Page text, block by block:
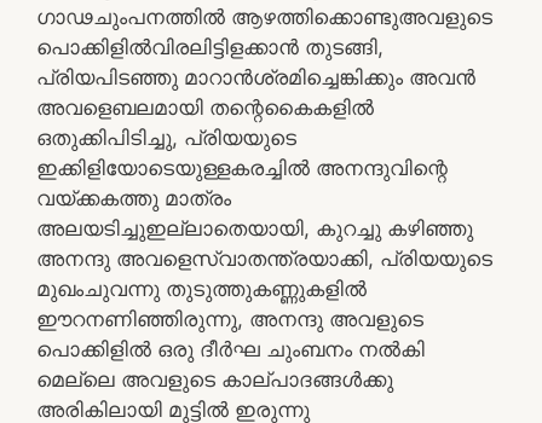
ഗാഢചുംപനത്തിൽ ആഴത്തിക്കൊണ്ടുഅവളുടെ
പൊക്കിളിൽവിരലിട്ടിളക്കാൻ തുടങ്ങി,
പ്രിയപിടഞ്ഞു മാറാൻശ്രമിച്ചെങ്കിക്കും അവൻ
അവളെബലമായി തന്റെകൈകളിൽ
ഒതുക്കിപിടിച്ചു, പ്രിയയുടെ
ഇക്കിളിയോടെയുള്ളകരച്ചിൽ അനന്ദുവിന്റെ
വയ്ക്കകത്തു മാത്രം
അലയടിച്ചുഇല്ലാതെയായി, കുറച്ചു കഴിഞ്ഞു
അനന്ദു അവളെസ്വാതന്ത്രയാക്കി, പ്രിയയുടെ
മുഖംചുവന്നു തുടുത്തുകണ്ണുകളിൽ
ഈറനണിഞ്ഞിരുന്നു, അനന്ദു അവളുടെ
പൊക്കിളിൽ ഒരു ദീർഘ ചുംബനം നൽകി
മെല്ലെ അവളുടെ കാല്പാദങ്ങൾക്കു
അരികിലായി മുട്ടിൽ ഇരുന്നു